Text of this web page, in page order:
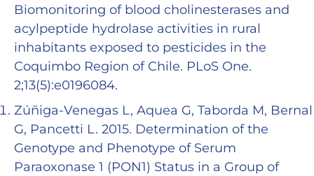
Biomonitoring of blood cholinesterases and
acylpeptide hydrolase activities in rural
inhabitants exposed to pesticides in the
Coquimbo Region of Chile. PLoS One.
2;13(5):e0196084.
Zúñiga-Venegas L, Aquea G, Taborda M, Bernal
G, Pancetti L. 2015. Determination of the
Genotype and Phenotype of Serum
Paraoxonase 1 (PON1) Status in a Group of